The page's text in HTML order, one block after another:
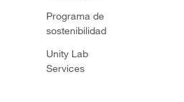
Programa de
sostenibilidad
Unity Lab
Services